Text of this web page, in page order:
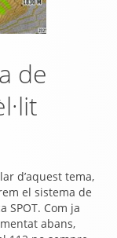
de
d’aquest tema,
el sistema de
SPOT. Com ja
abans,